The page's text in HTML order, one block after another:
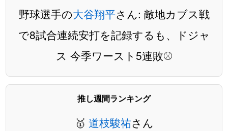
野球選手の大谷翔平さん: 敵地カブス戦
で8試合連続安打を記録するも、ドジャ
ス 今季ワースト5連敗⚾️
推し週間ランキング
🥇 道枝駿祐さん